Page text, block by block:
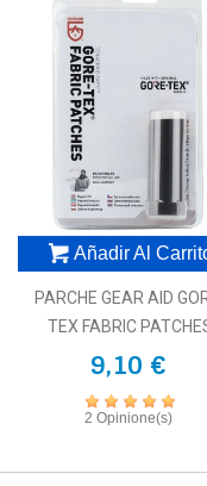
Añadir Al
PARCHE GEAR AID
TEX FABRIC
9,10 €
2 Opinione(s)